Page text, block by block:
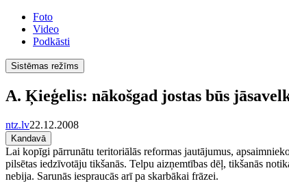
Foto
Video
Podkāsti
Sistēmas režīms
A. Ķieģelis: nākošgad jostas būs
ntz.lv22.12.2008
Kandavā
Lai kopīgi pārrunātu teritoriālās reformas jautājumus,
pilsētas iedzīvotāju tikšanās. Telpu aizņemtības dēļ, tikšanās
nebija. Sarunās iespraucās arī pa skarbākai frāzei.